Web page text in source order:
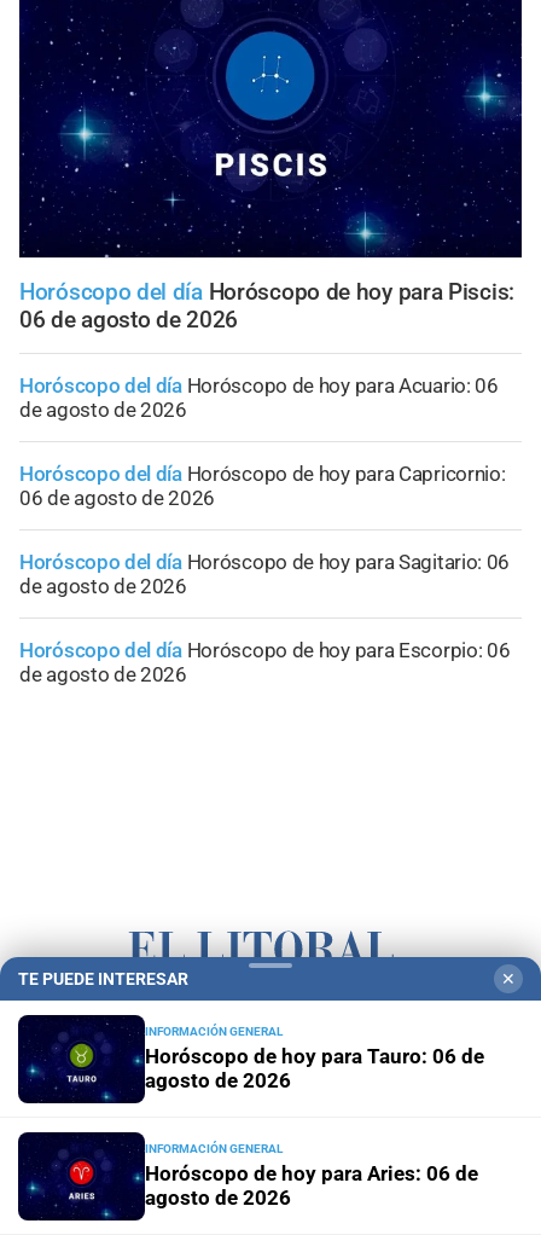
Horóscopo del día Horóscopo de hoy para Piscis:
06 de agosto de 2026
Horóscopo del día Horóscopo de hoy para Acuario: 06
de agosto de 2026
Horóscopo del día Horóscopo de hoy para Capricornio:
06 de agosto de 2026
Horóscopo del día Horóscopo de hoy para Sagitario: 06
de agosto de 2026
Horóscopo del día Horóscopo de hoy para Escorpio: 06
de agosto de 2026
Campolitoral Revista Nosotros
Podcasts Mirador Provincial VivíMejor SF Puerto Negocios
TE PUEDE INTERESAR ✕
INFORMACIÓN GENERAL
Horóscopo de hoy para Tauro: 06 de
agosto de 2026
INFORMACIÓN GENERAL
Horóscopo de hoy para Aries: 06 de
agosto de 2026